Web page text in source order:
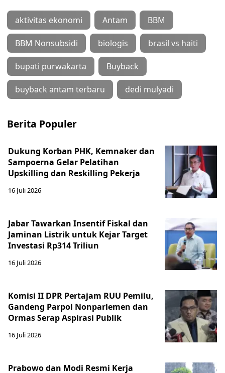
aktivitas ekonomi Antam BBM
BBM Nonsubsidi biologis brasil vs haiti
bupati purwakarta Buyback
buyback antam terbaru dedi mulyadi
Berita Populer
Dukung Korban PHK, Kemnaker dan
Sampoerna Gelar Pelatihan
Upskilling dan Reskilling Pekerja
16 Juli 2026
Jabar Tawarkan Insentif Fiskal dan
Jaminan Listrik untuk Kejar Target
Investasi Rp314 Triliun
16 Juli 2026
Komisi II DPR Pertajam RUU Pemilu,
Gandeng Parpol Nonparlemen dan
Ormas Serap Aspirasi Publik
16 Juli 2026
Prabowo dan Modi Resmi Kerja